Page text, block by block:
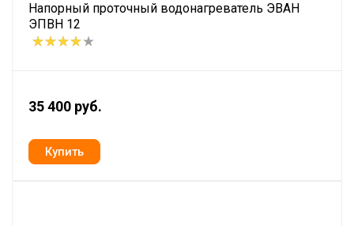
Напорный проточный водонагреватель ЭВАН
ЭПВН 12
35 400 руб.